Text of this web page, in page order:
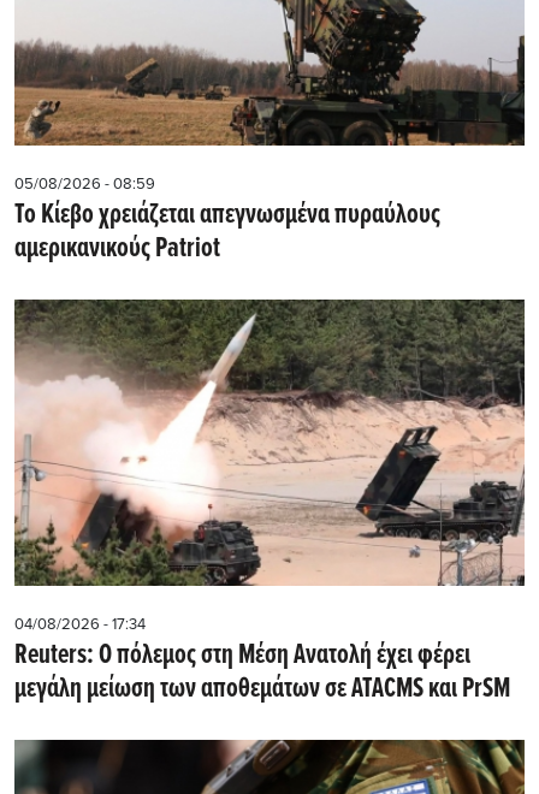
05/08/2026 - 08:59
Το Κίεβο χρειάζεται απεγνωσμένα πυραύλους
αμερικανικούς Patriot
04/08/2026 - 17:34
Reuters: Ο πόλεμος στη Μέση Ανατολή έχει φέρει
μεγάλη μείωση των αποθεμάτων σε ATACMS και PrSM